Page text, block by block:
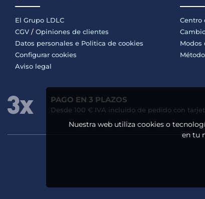
El Grupo LDLC
CGV / Opiniones de clientes
Datos personales e Politica de cookies
Configurar cookies
Aviso legal
Centro
Modos
PAGO EN 3 PLAZOS
Desde 100 € IVA incluido de pedido con
Nuestra web utiliza cookies o
en tu